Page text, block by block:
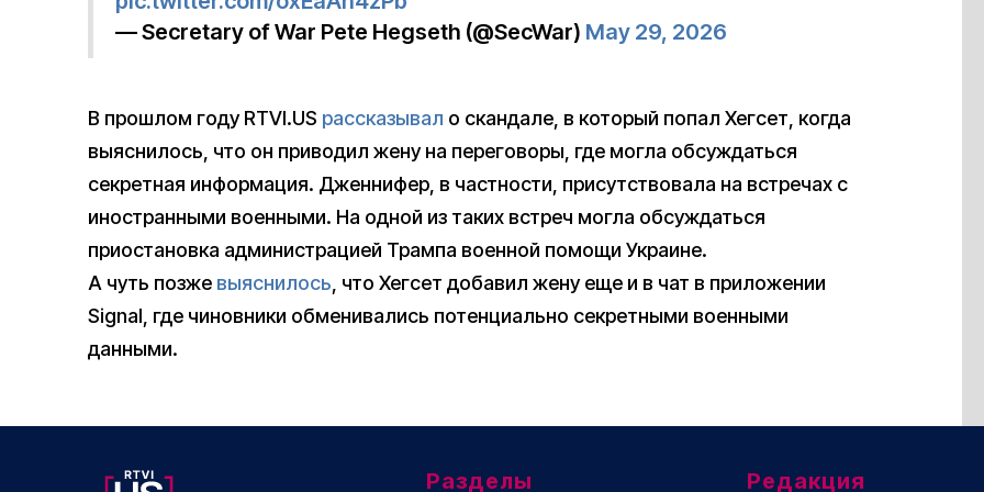
— Secretary of War Pete Hegseth (@SecWar) May 29, 2026
В прошлом году RTVI.US рассказывал о скандале, в который попал Хегсет, когда
выяснилось, что он приводил жену на переговоры, где могла обсуждаться
секретная информация. Дженнифер, в частности, присутствовала на встречах с
иностранными военными. На одной из таких встреч могла обсуждаться
приостановка администрацией Трампа военной помощи Украине.
А чуть позже выяснилось, что Хегсет добавил жену еще и в чат в приложении
Signal, где чиновники обменивались потенциально секретными военными
данными.
Разделы Редакция